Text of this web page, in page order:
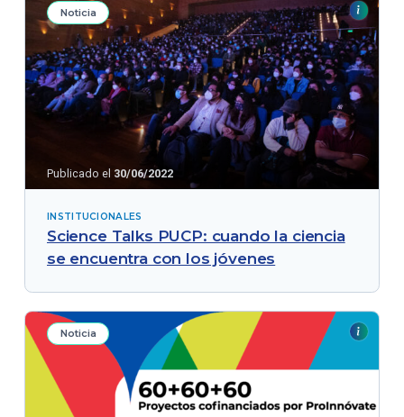
Noticia
Publicado el 30/06/2022
INSTITUCIONALES
Science Talks PUCP: cuando la ciencia
se encuentra con los jóvenes
Noticia